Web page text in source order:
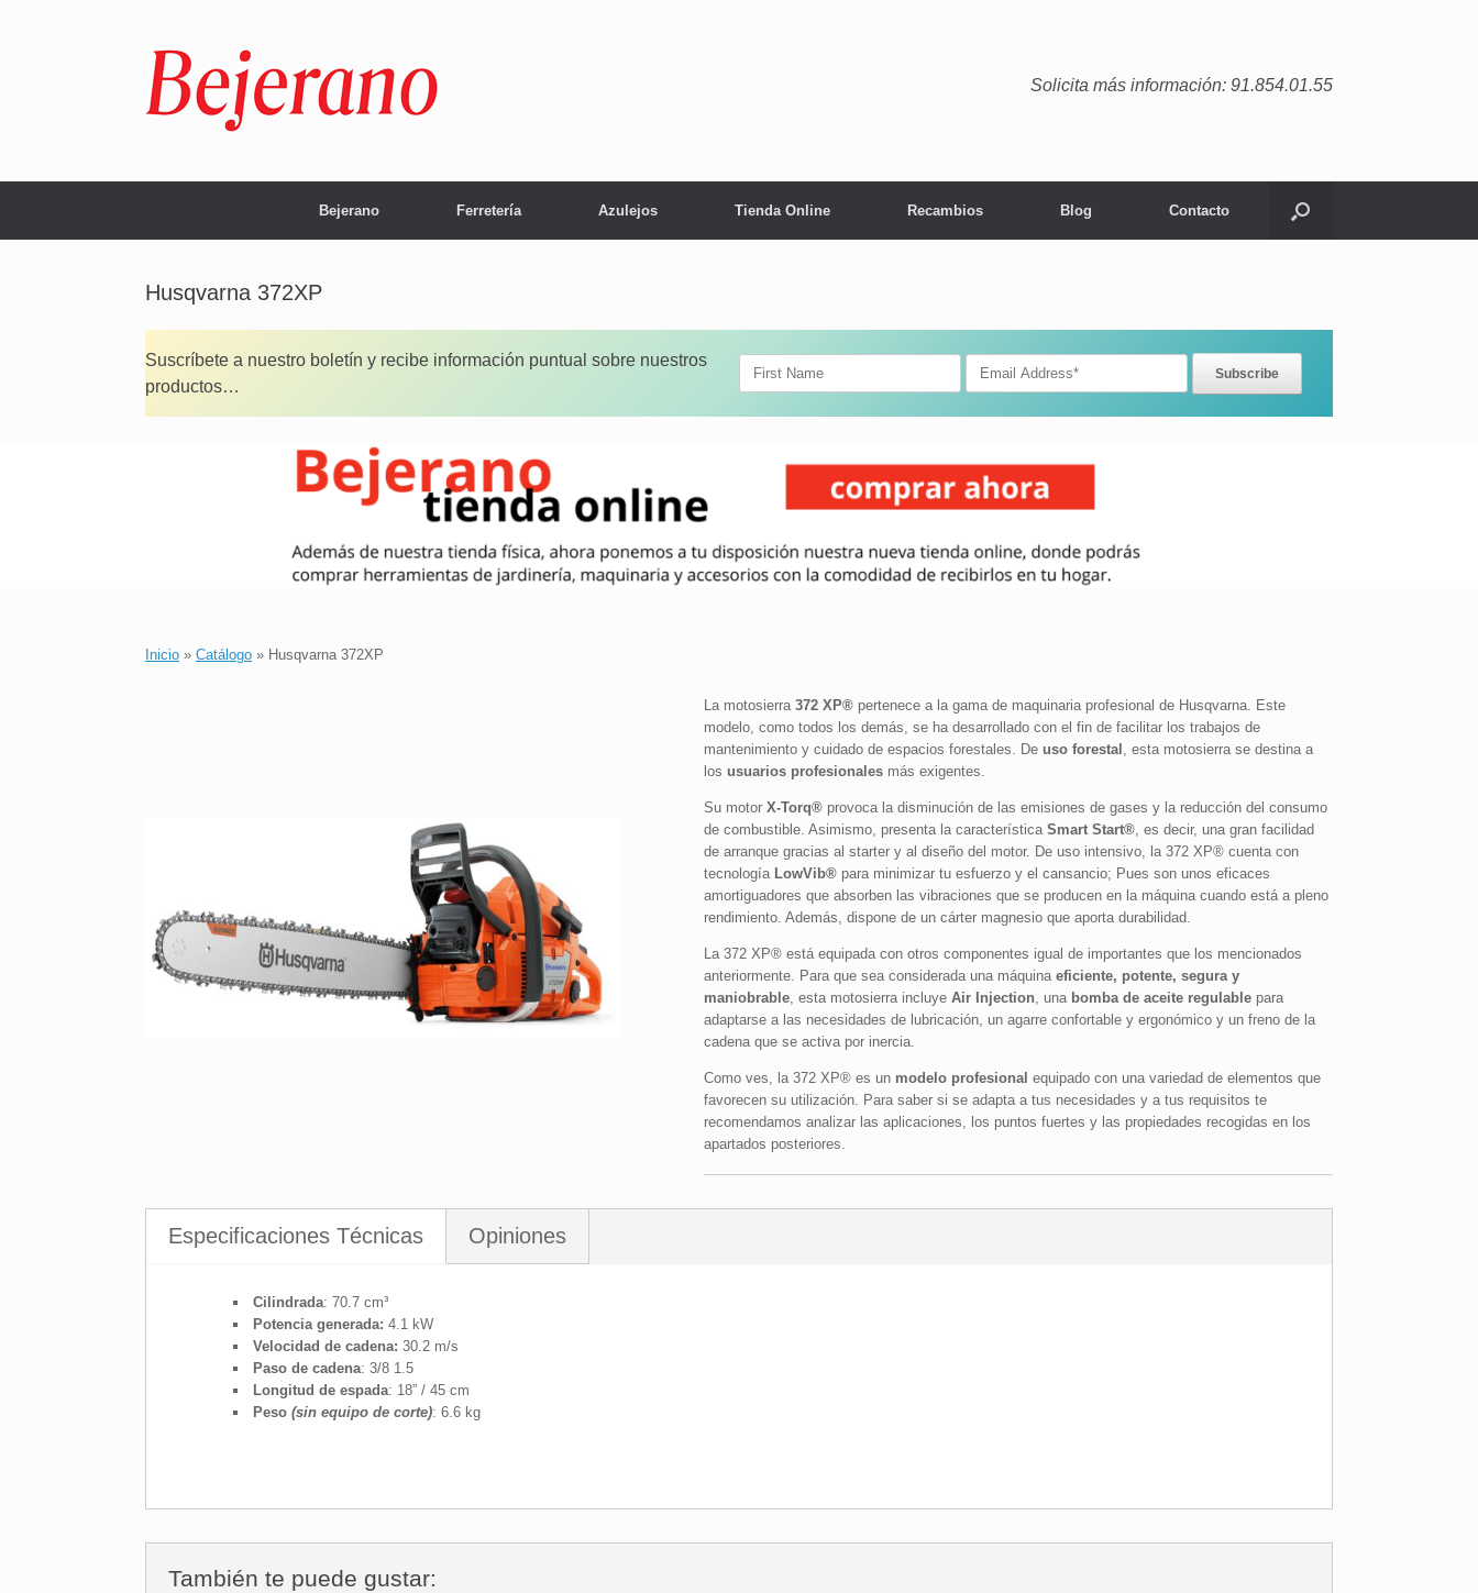
Solicita más información: 91.854.01.55
Bejerano Ferretería Azulejos Tienda Online Recambios Blog Contacto
Husqvarna 372XP
Suscríbete a nuestro boletín y recibe información puntual sobre nuestros
productos…
Inicio » Catálogo » Husqvarna 372XP
La motosierra 372 XP®pertenece a la gama de maquinaria profesional de Husqvarna. Este
modelo, como todos los demás, se ha desarrollado con el fin de facilitar los trabajos de
mantenimiento y cuidado de espacios forestales. De uso forestal , esta motosierra se destina a
los usuarios profesionalesmás exigentes.
Su motor X-Torq®provoca la disminución de las emisiones de gases y la reducción del consumo
de combustible. Asimismo, presenta la característica Smart Start®, es decir, una gran facilidad
de arranque gracias al starter y al diseño del motor. De uso intensivo, la 372 XP® cuenta con
tecnología LowVib®para minimizar tu esfuerzo y el cansancio; Pues son unos eficaces
amortiguadores que absorben las vibraciones que se producen en la máquina cuando está a pleno
rendimiento. Además, dispone de un cárter magnesio que aporta durabilidad.
La 372 XP® está equipada con otros componentes igual de importantes que los mencionados
anteriormente. Para que sea considerada una máquina eficiente, potente, segura y
maniobrable, esta motosierra incluye Air Injection , una bomba de aceite regulablepara
adaptarse a las necesidades de lubricación, un agarre confortable y ergonómico y un freno de la
cadena que se activa por inercia.
Como ves, la 372 XP® es un modelo profesional equipado con una variedad de elementos que
favorecen su utilización. Para saber si se adapta a tus necesidades y a tus requisitos te
recomendamos analizar las aplicaciones, los puntos fuertes y las propiedades recogidas en los
apartados posteriores.
Especificaciones Técnicas Opiniones
Cilindrada: 70.7 cm³
Potencia generada: 4.1 kW
Velocidad de cadena: 30.2 m/s
Paso de cadena: 3/8 1.5
Longitud de espada: 18” / 45 cm
Peso (sin equipo de corte): 6.6 kg
También te puede gustar: